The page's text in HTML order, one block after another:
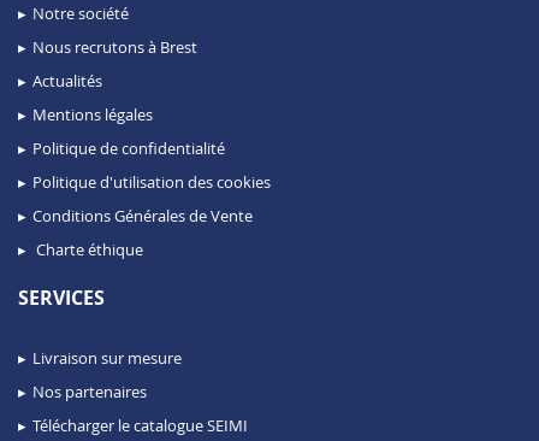
Notre société
Nous recrutons à Brest
Actualités
Mentions légales
Politique de confidentialité
Politique d'utilisation des cookies
Conditions Générales de Vente
Charte éthique
SERVICES
Livraison sur mesure
Nos partenaires
Télécharger le catalogue SEIMI